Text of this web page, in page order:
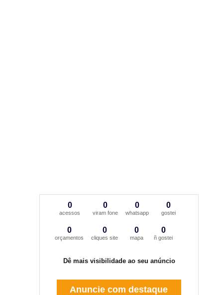
0
acessos
0
viram fone
0
whatsapp
0
gostei
0
orçamentos
0
cliques site
0
mapa
0
ñ gostei
Dê mais visibilidade ao seu anúncio
Anuncie com destaque